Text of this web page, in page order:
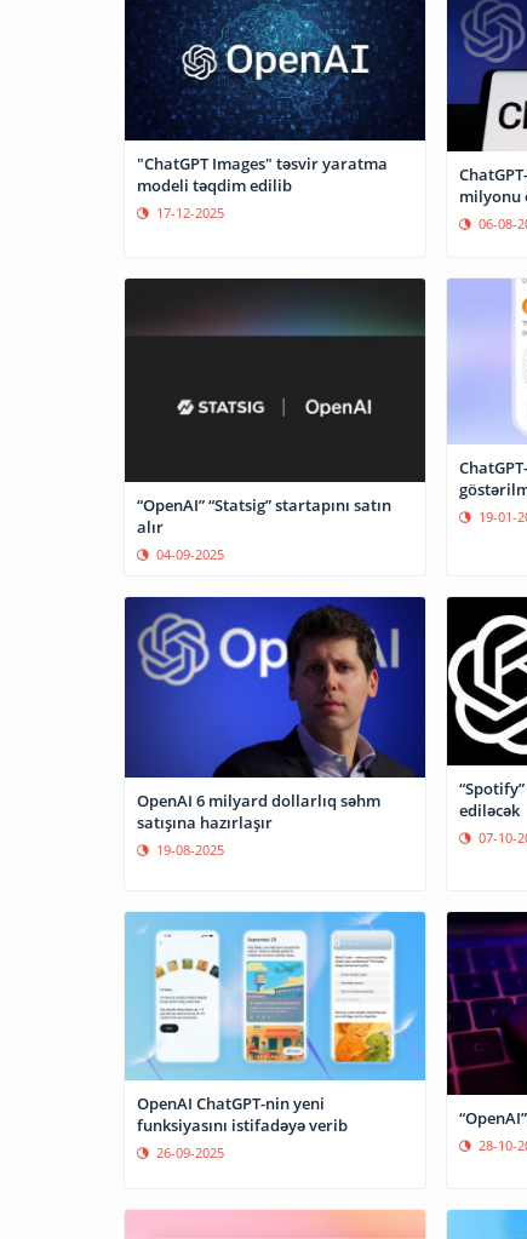
"ChatGPT Images" təsvir yaratma
modeli təqdim edilib
17-12-2025
milyonu
06-08-
“OpenAI” “Statsig” startapını satın
alır
04-09-2025
19-01-
OpenAI 6 milyard dollarlıq səhm
satışına hazırlaşır
19-08-2025
ediləcək
07-10-
OpenAI ChatGPT-nin yeni
funksiyasını istifadəyə verib
26-09-2025 28-10-